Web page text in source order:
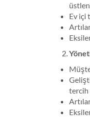
Ev içi
tercih